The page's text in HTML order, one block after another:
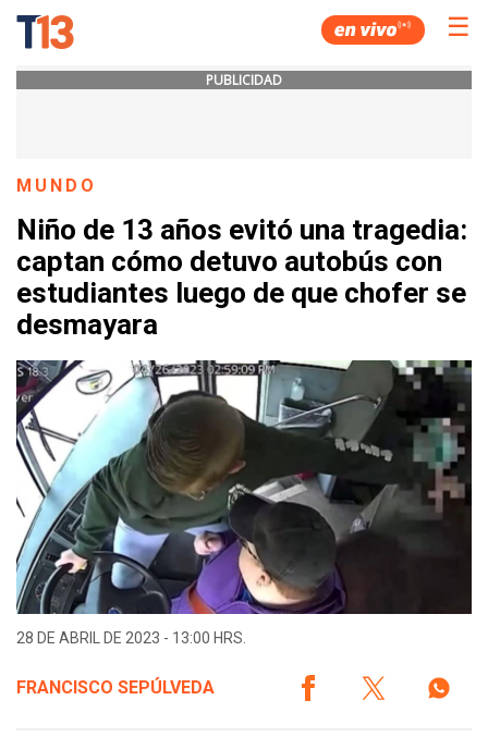
☰
PUBLICIDAD
MUNDO
Niño de 13 años evitó una tragedia:
captan cómo detuvo autobús con
estudiantes luego de que chofer se
desmayara
28 DE ABRIL DE 2023 - 13:00 HRS.
FRANCISCO SEPÚLVEDA